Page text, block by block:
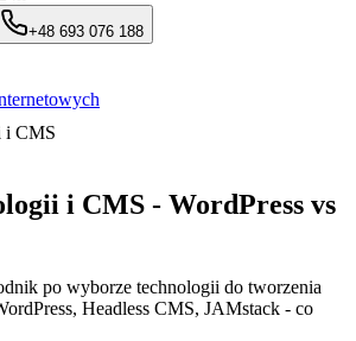
+48 693 076 188
i CMS
i CMS - WordPress vs
po wyborze technologii do tworzenia
Headless CMS, JAMstack - co